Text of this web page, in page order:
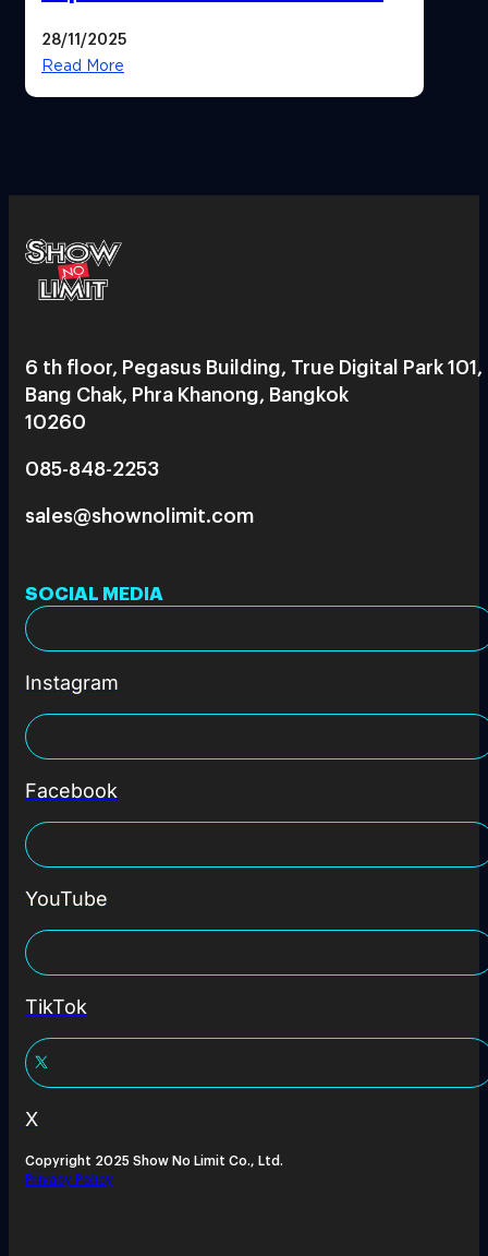
28/11/2025
Read More
6 th floor, Pegasus Building, True Digital Park 101,
Bang Chak, Phra Khanong, Bangkok
10260
085-848-2253
sales@shownolimit.com
SOCIAL MEDIA
Instagram
Facebook
YouTube
TikTok
X
Copyright 2025 Show No Limit Co., Ltd.
Privacy Policy